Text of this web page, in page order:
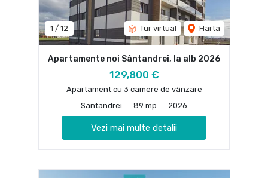
1 / 12 Tur virtual Harta
Apartamente noi Sântandrei, la alb 2026
129,800 €
Apartament cu 3 camere de vânzare
Santandrei
89 mp 2026
Vezi mai multe detalii